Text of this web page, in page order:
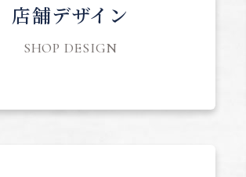
店舗デザイン
SHOP DESIGN